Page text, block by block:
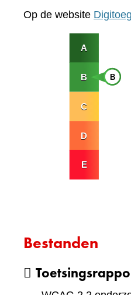
Op de website
Bestanden